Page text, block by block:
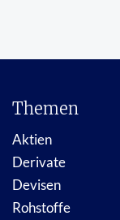
Themen
Aktien
Derivate
Devisen
Rohstoffe